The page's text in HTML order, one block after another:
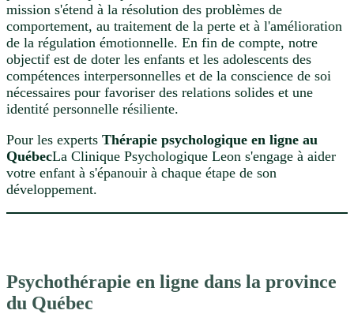
mission s'étend à la résolution des problèmes de
comportement, au traitement de la perte et à l'amélioration
de la régulation émotionnelle. En fin de compte, notre
objectif est de doter les enfants et les adolescents des
compétences interpersonnelles et de la conscience de soi
nécessaires pour favoriser des relations solides et une
identité personnelle résiliente.
Pour les experts Thérapie psychologique en ligne au
QuébecLa Clinique Psychologique Leon s'engage à aider
votre enfant à s'épanouir à chaque étape de son
développement.
Psychothérapie en ligne dans la province
du Québec